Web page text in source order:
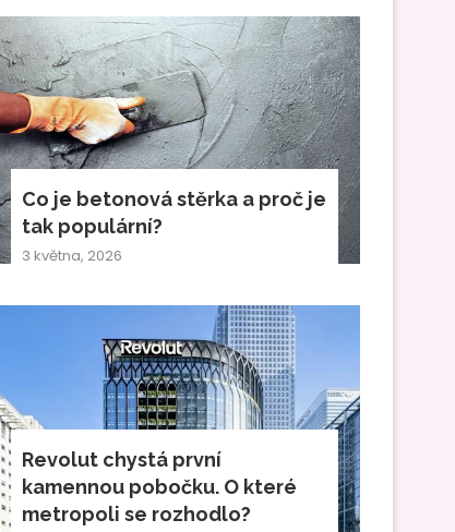
Co je betonová stěrka a proč je
tak populární?
3 května, 2026
Revolut chystá první
kamennou pobočku. O které
metropoli se rozhodlo?